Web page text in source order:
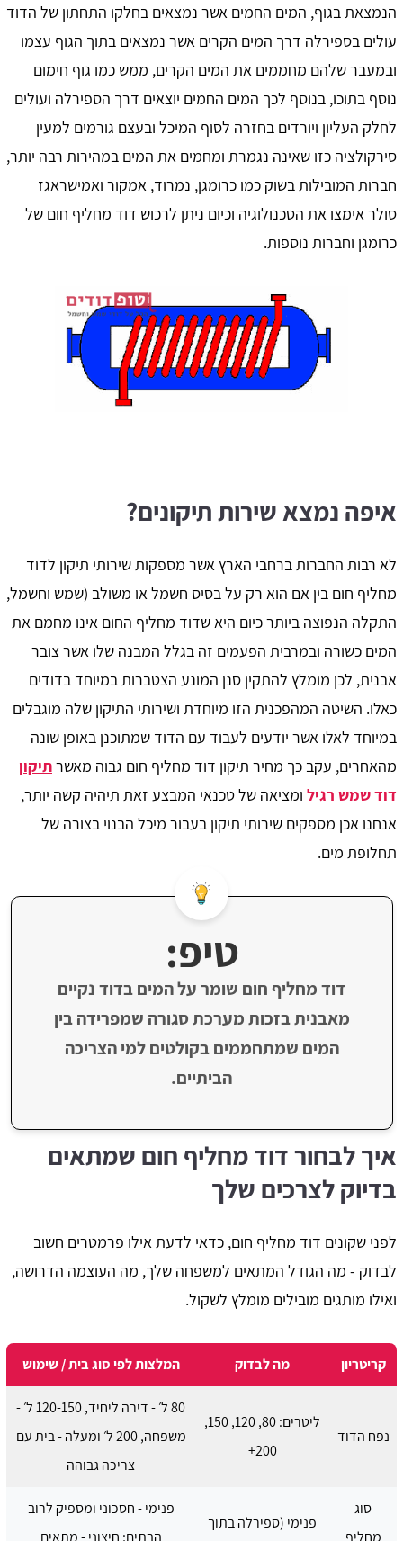
הנמצאת בגוף, המים החמים אשר נמצאים בחלקו התחתון של הדוד
עולים בספירלה דרך המים הקרים אשר נמצאים בתוך הגוף עצמו
ובמעבר שלהם מחממים את המים הקרים, ממש כמו גוף חימום
נוסף בתוכו, בנוסף לכך המים החמים יוצאים דרך הספירלה ועולים
לחלק העליון ויורדים בחזרה לסוף המיכל ובעצם גורמים למעין
סירקולציה כזו שאינה נגמרת ומחמים את המים במהירות רבה יותר,
חברות המובילות בשוק כמו כרומגן, נמרוד, אמקור ואמישראגז
סולר אימצו את הטכנולוגיה וכיום ניתן לרכוש דוד מחליף חום של
כרומגן וחברות נוספות.
איפה נמצא שירות תיקונים?
לא רבות החברות ברחבי הארץ אשר מספקות שירותי תיקון לדוד
מחליף חום בין אם הוא רק על בסיס חשמל או משולב (שמש וחשמל,
התקלה הנפוצה ביותר כיום היא שדוד מחליף החום אינו מחמם את
המים כשורה ובמרבית הפעמים זה בגלל המבנה שלו אשר צובר
אבנית, לכן מומלץ להתקין סנן המונע הצטברות במיוחד בדודים
כאלו. השיטה המהפכנית הזו מיוחדת ושירותי התיקון שלה מוגבלים
במיוחד לאלו אשר יודעים לעבוד עם הדוד שמתוכנן באופן שונה
מהאחרים, עקב כך מחיר תיקון דוד מחליף חום גבוה מאשרתיקון
דוד שמש רגיל ומציאה של טכנאי המבצע זאת תיהיה קשה יותר,
אנחנו אכן מספקים שירותי תיקון בעבור מיכל הבנוי בצורה של
תחלופת מים.
טיפ:
דוד מחליף חום שומר על המים בדוד נקיים
מאבנית בזכות מערכת סגורה שמפרידה בין
המים שמתחממים בקולטים למי הצריכה
הביתיים.
איך לבחור דוד מחליף חום שמתאים
בדיוק לצרכים שלך
לפני שקונים דוד מחליף חום, כדאי לדעת אילו פרמטרים חשוב
לבדוק - מה הגודל המתאים למשפחה שלך, מה העוצמה הדרושה,
ואילו מותגים מובילים מומלץ לשקול.
קריטריון מה לבדוק המלצות לפי סוג בית / שימוש
נפח הדוד
ליטרים: 80, 120, 150,
200+
80 ל׳ - דירה ליחיד, 120-150 ל׳ -
משפחה, 200 ל׳ ומעלה - בית עם
צריכה גבוהה
סוג
מחליף
פנימי (ספירלה בתוך
פנימי - חסכוני ומספיק לרוב
הבתים; חיצוני - מתאים